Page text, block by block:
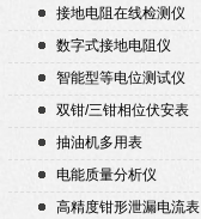
接地电阻在线检测仪
数字式接地电阻仪
智能型等电位测试仪
双钳/三钳相位伏安表
抽油机多用表
电能质量分析仪
高精度钳形泄漏电流表